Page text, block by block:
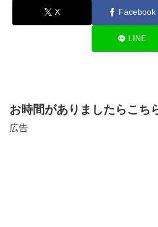
X Facebook
LINE
お時間がありましたらこち
広告